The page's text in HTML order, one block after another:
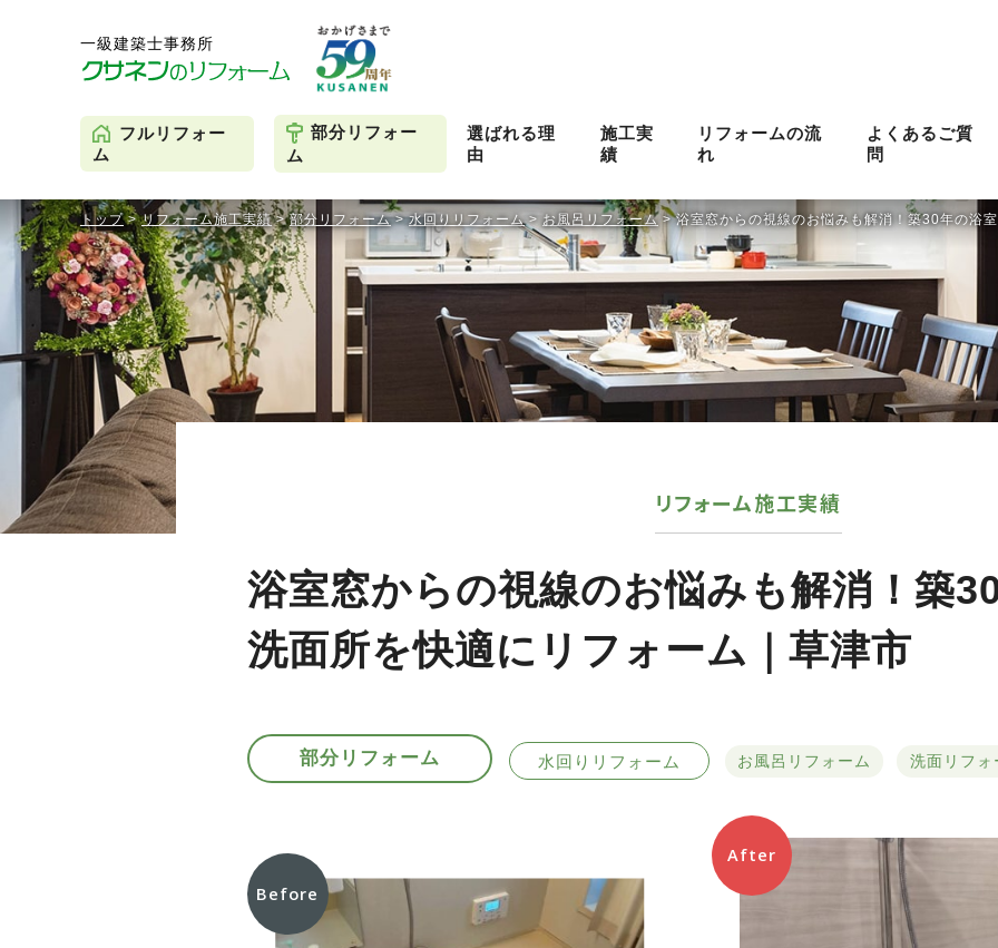
フルリフォー
ム
部分リフォー
ム
選ばれる理
由
施工実
績
リフォームの流
れ
よくあるご質
問
トップ>リフォーム施工実績>部分リフォーム>水回りリフォーム > お風呂リフォーム >浴室窓からの視線のお悩みも解消！築30年の浴
リフォーム施工実績
浴室窓からの視線のお悩みも解消！築
洗面所を快適にリフォーム｜草津市
部分リフォーム 水回りリフォーム お風呂リフォーム 洗面リフォ
Before
After